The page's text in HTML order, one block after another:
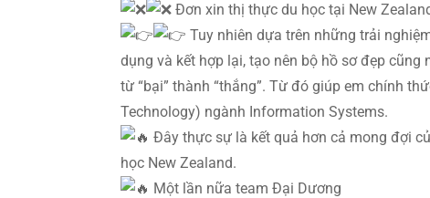
Đơn xin thị thực du học tại New
Tuy nhiên dựa trên những trải
dụng và kết hợp lại, tạo nên bộ hồ sơ đẹp
từ “bại” thành “thắng”. Từ đó giúp em chính
Technology) ngành Information Systems.
Đây thực sự là kết quả hơn cả mong đợi
học New Zealand.
Một lần nữa team Đại Dương